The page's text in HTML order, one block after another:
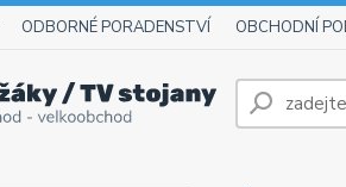
ODBORNÉ PORADENSTVÍ OBCHODNÍ